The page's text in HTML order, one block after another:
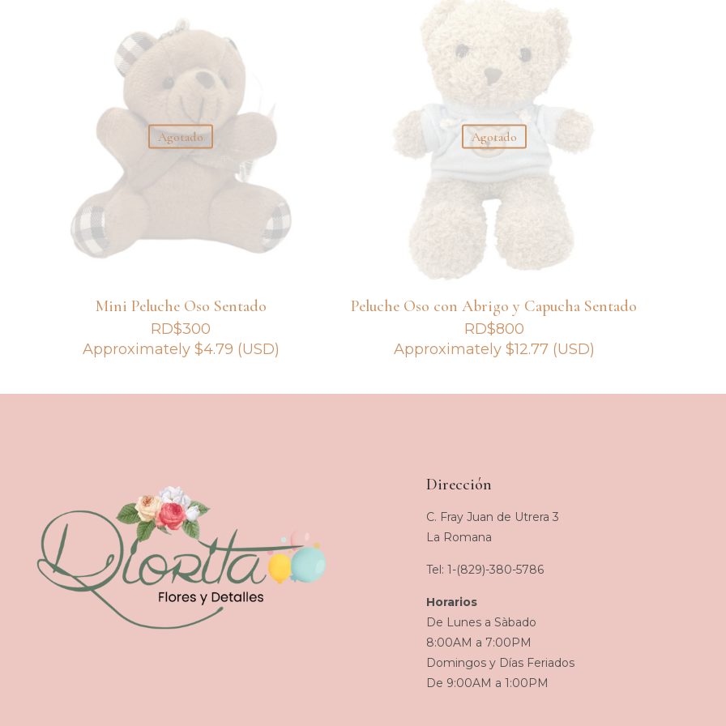
Agotado
Mini Peluche Oso Sentado
RD$300
Approximately $4.79 (USD)
Agotado
Peluche Oso con Abrigo y Capucha Sentado
RD$800
Approximately $12.77(USD)
Dirección
C. Fray Juan de Utrera 3
La Romana
Tel: 1-(829)-380-5786
Horarios
De Lunes a Sàbado
8:00AM a 7:00PM
Domingos y Días Feriados
De 9:00AM a 1:00PM